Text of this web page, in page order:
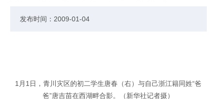
发布时间：2009-01-04
1月1日，青川灾区的初二学生唐春（右）与自己浙江籍同姓“爸
爸”唐吉苗在西湖畔合影。（新华社记者摄）